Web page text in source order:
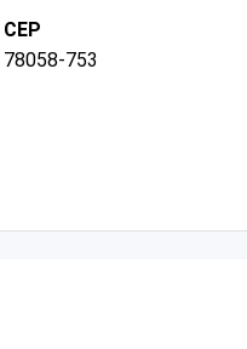
CEP
78058-753